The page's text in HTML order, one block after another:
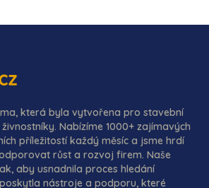
která byla vytvořena pro stavební
Nabízíme 1000+ zajímavých
příležitostí každý měsíc a jsme hrdí
růst a rozvoj firem. Naše
aby usnadnila proces hledání
nástroje a podporu, které